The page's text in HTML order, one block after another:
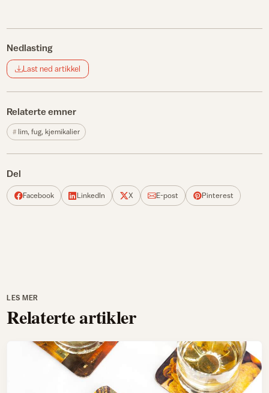
Nedlasting
Last ned artikkel
Relaterte emner
lim, fug, kjemikalier
Del
Facebook LinkedIn X E-post Pinterest
LES MER
Relaterte artikler